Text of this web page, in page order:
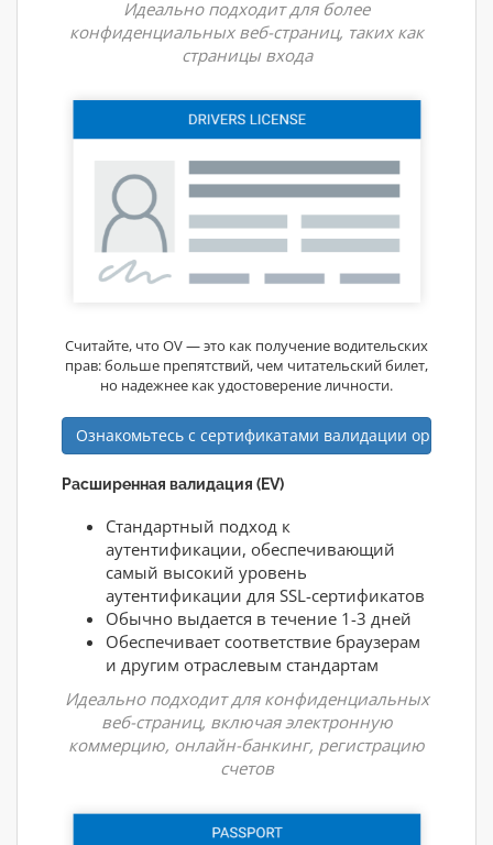
Идеально подходит для более
конфиденциальных веб-страниц, таких как
страницы входа
Считайте, что OV — это как получение водительских
прав: больше препятствий, чем читательский билет,
но надежнее как удостоверение личности.
Ознакомьтесь с сертификатами валидации
Расширенная валидация (EV)
Стандартный подход к
аутентификации, обеспечивающий
самый высокий уровень
аутентификации для SSL-сертификатов
Обычно выдается в течение 1-3 дней
Обеспечивает соответствие браузерам
и другим отраслевым стандартам
Идеально подходит для конфиденциальных
веб-страниц, включая электронную
коммерцию, онлайн-банкинг, регистрацию
счетов